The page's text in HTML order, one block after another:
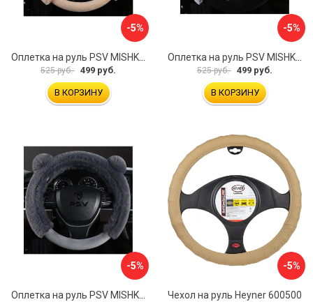
-5%
Оплетка на руль PSV MISHKA Premium 136099
525 руб. 499 руб.
В КОРЗИНУ
-5%
Оплетка на руль PSV MISHKA Premium 136095
525 руб. 499 руб.
В КОРЗИНУ
-5% -5%
Чехол на руль Heyner 600500